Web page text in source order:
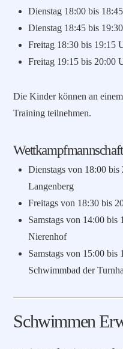
Dienstag 18:00 bis
Dienstag 18:45 bis
Freitag 18:30 bis 19:15
Freitag 19:15 bis 20:00
Die Kinder können an
Training teilnehmen.
Wettkampfmannschaft
Dienstags von 18:00
Langenberg
Freitags von 18:30 bis
Samstags von 14:00
Nierenhof
Samstags von 15:00 bis
Schwimmbad der
Schwimmen